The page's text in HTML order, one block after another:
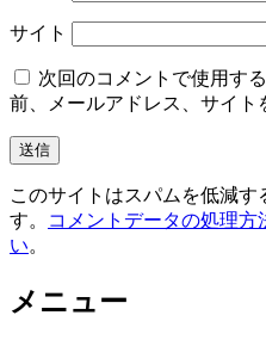
サイト
次回のコメントで使用す
前、メールアドレス、サイト
このサイトはスパムを低減す
す。
コメントデータの処理方
い。
メニュー